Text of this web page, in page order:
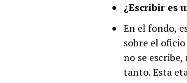
¿Escribir es
En el fondo,
sobre el
no se
tanto. Esta